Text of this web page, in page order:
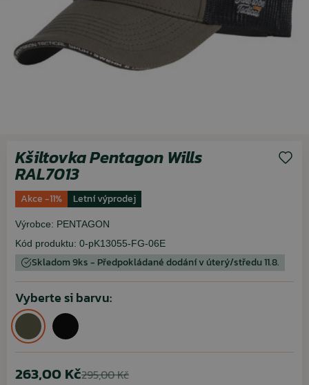
Kšiltovka Pentagon Wills
RAL7013
Akce -11% Letní výprodej
Výrobce: PENTAGON
Kód produktu: 0-pK13055-FG-06E
Skladom 9ks - Předpokládané dodání v úterý/středu 11.8.
Vyberte si barvu:
263,00 Kč295,00 Kč